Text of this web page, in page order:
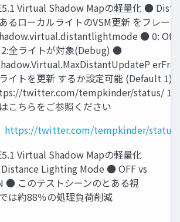
Virtual Shadow Mapの軽量化 ●
るローカルライトのVSM更新 をフレー
● 0: Off
全ライトが対象(Debug) ●
イトを更新 するか設定可能 (Default 1)
twitter.com/tempkinder/status/
こちらをご参照ください
https://twitter.com/tempkinder/status/
Virtual Shadow Mapの軽量化
Lighting Mode ● OFF vs
● このテストシーンのとある視
は約88％の処理負荷削減